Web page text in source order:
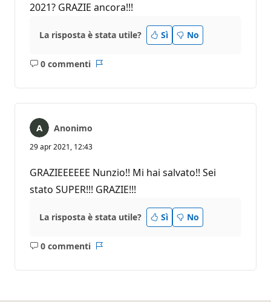
2021? GRAZIE ancora!!!
La risposta è stata utile? Sì No
0 commenti
Nessun
Anonimo
29 apr 2021, 12:43
GRAZIEEEEEE Nunzio!! Mi hai salvato!! Sei
stato SUPER!!! GRAZIE!!!
La risposta è stata utile? Sì No
0 commenti
Nessun